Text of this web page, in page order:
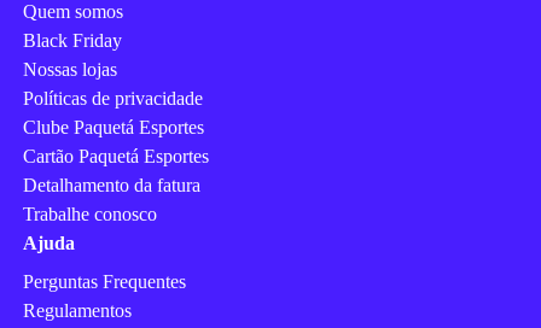
Quem somos
Black Friday
Nossas lojas
Políticas de privacidade
Clube Paquetá Esportes
Cartão Paquetá Esportes
Detalhamento da fatura
Trabalhe conosco
Ajuda
Perguntas Frequentes
Regulamentos